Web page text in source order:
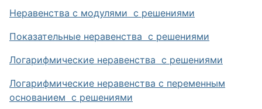
Неравенства с модулями с решениями
Показательные неравенства с решениями
Логарифмические неравенства с решениями
Логарифмические неравенства с переменным
основанием с решениями